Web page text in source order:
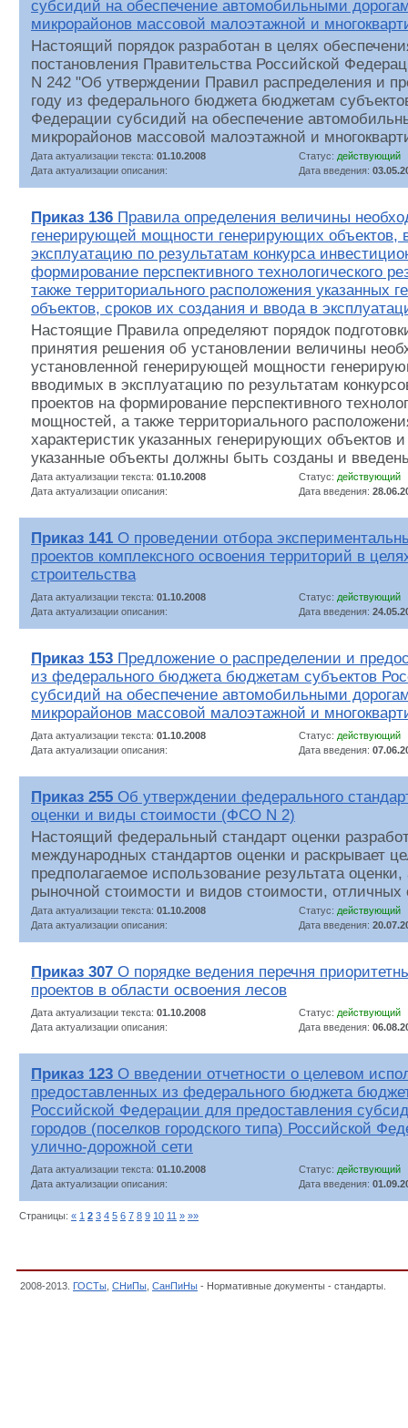
субсидий на обеспечение автомобильными
микрорайонов массовой малоэтажной и
Настоящий порядок разработан в целях
постановления Правительства Российской
N 242 "Об утверждении Правил распределения и
году из федерального бюджета бюджетам
Федерации субсидий на обеспечение
микрорайонов массовой малоэтажной и
Дата актуализации текста: 01.10.2008 Статус: действующий
Дата актуализации описания:
Дата введения:
Приказ 136 Правила определения величины
генерирующей мощности генерирующих объектов,
эксплуатацию по результатам конкурса
формирование перспективного технологического
также территориального расположения указанных
объектов, сроков их создания и ввода в
Настоящие Правила определяют порядок
принятия решения об установлении величины
установленной генерирующей мощности
вводимых в эксплуатацию по результатам
проектов на формирование перспективного
мощностей, а также территориального
характеристик указанных генерирующих объектов
указанные объекты должны быть созданы и
Дата актуализации текста: 01.10.2008 Статус: действующий
Дата актуализации описания:
Дата введения:
Приказ 141 О проведении отбора
проектов комплексного освоения территорий в
строительства
Дата актуализации текста: 01.10.2008 Статус: действующий
Дата актуализации описания:
Дата введения:
Приказ 153 Предложение о распределении и
из федерального бюджета бюджетам субъектов
субсидий на обеспечение автомобильными
микрорайонов массовой малоэтажной и
Дата актуализации текста: 01.10.2008 Статус: действующий
Дата актуализации описания:
Дата введения:
Приказ 255 Об утверждении федерального
оценки и виды стоимости (ФСО N 2)
Настоящий федеральный стандарт оценки
международных стандартов оценки и раскрывает
предполагаемое использование результата
рыночной стоимости и видов стоимости, отличных
Дата актуализации текста: 01.10.2008 Статус: действующий
Дата актуализации описания:
Дата введения:
Приказ 307 О порядке ведения перечня
проектов в области освоения лесов
Дата актуализации текста: 01.10.2008 Статус: действующий
Дата актуализации описания:
Дата введения:
Приказ 123 О введении отчетности о целевом
предоставленных из федерального бюджета
Российской Федерации для предоставления
городов (поселков городского типа) Российской
улично-дорожной сети
Дата актуализации текста: 01.10.2008 Статус: действующий
Дата актуализации описания:
Дата введения:
Страницы: « 1 2 3 4 5 6 7 8 9 10 11 » »»
2008-2013. ГОСТы СНиПы СанПиНы - Нормативные документы - стандарты.